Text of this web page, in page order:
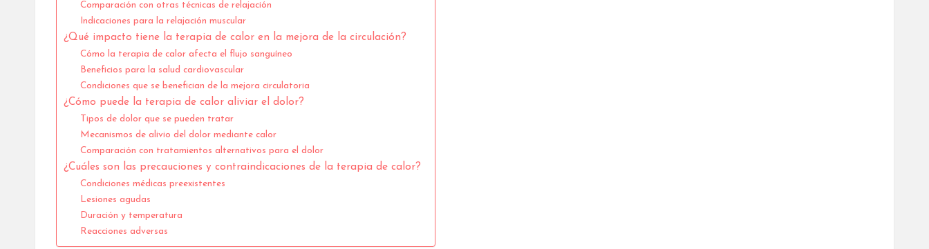
Comparación con otras técnicas de relajación
Indicaciones para la relajación muscular
¿Qué impacto tiene la terapia de calor en la mejora de la circulación?
Cómo la terapia de calor afecta el flujo sanguíneo
Beneficios para la salud cardiovascular
Condiciones que se benefician de la mejora circulatoria
¿Cómo puede la terapia de calor aliviar el dolor?
Tipos de dolor que se pueden tratar
Mecanismos de alivio del dolor mediante calor
Comparación con tratamientos alternativos para el dolor
¿Cuáles son las precauciones y contraindicaciones de la terapia de calor?
Condiciones médicas preexistentes
Lesiones agudas
Duración y temperatura
Reacciones adversas